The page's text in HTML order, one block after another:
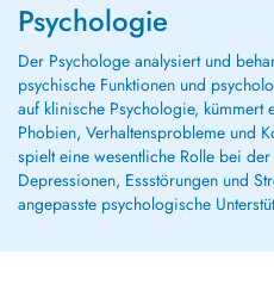
Psychologie
Der Psychologe analysiert und
psychische Funktionen und
auf klinische Psychologie, kümmert
Phobien, Verhaltensprobleme und
spielt eine wesentliche Rolle bei
Depressionen, Essstörungen und
angepasste psychologische